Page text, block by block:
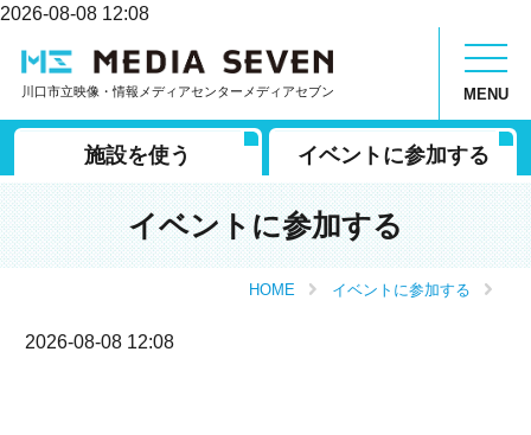
2026-08-08 12:08
川口市立映像・情報メディアセンターメディアセブン MENU
施設を使う イベントに参加する
イベントに参加する
HOME イベントに参加する
2026-08-08 12:08